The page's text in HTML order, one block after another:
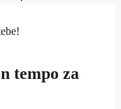
tempo za